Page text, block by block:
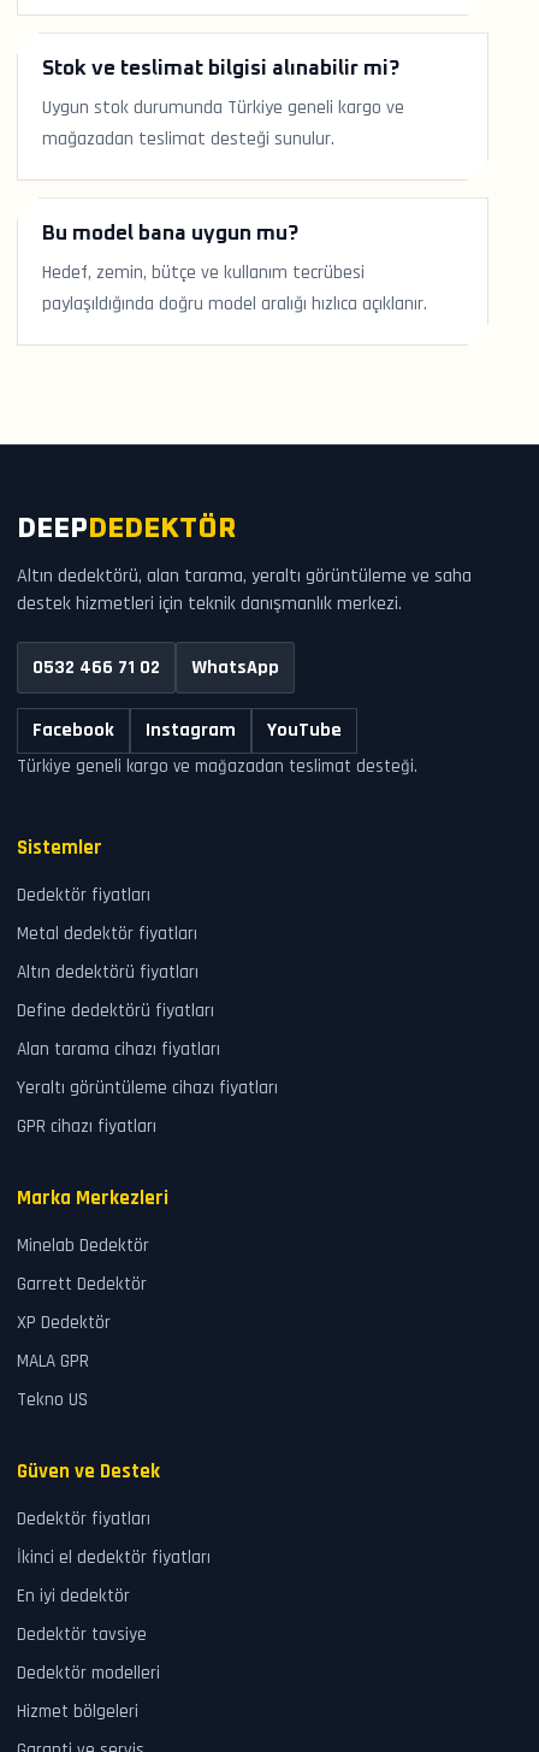
Stok ve teslimat bilgisi alınabilir mi?
Uygun stok durumunda Türkiye geneli kargo ve
mağazadan teslimat desteği sunulur.
Bu model bana uygun mu?
Hedef, zemin, bütçe ve kullanım tecrübesi
paylaşıldığında doğru model aralığı hızlıca açıklanır.
DEEP DEDEKTÖR
Altın dedektörü, alan tarama, yeraltı görüntüleme ve saha
destek hizmetleri için teknik danışmanlık merkezi.
0532 466 71 02 WhatsApp
Facebook Instagram YouTube
Türkiye geneli kargo ve mağazadan teslimat desteği.
Sistemler
Dedektör fiyatları
Metal dedektör fiyatları
Altın dedektörü fiyatları
Define dedektörü fiyatları
Alan tarama cihazı fiyatları
Yeraltı görüntüleme cihazı fiyatları
GPR cihazı fiyatları
Marka Merkezleri
Minelab Dedektör
Garrett Dedektör
XP Dedektör
MALA GPR
Tekno US
Güven ve Destek
Dedektör fiyatları
İkinci el dedektör fiyatları
En iyi dedektör
Dedektör tavsiye
Dedektör modelleri
Hizmet bölgeleri